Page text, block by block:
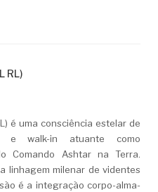
RL)
é uma consciência estelar de
e walk-in atuante como
Comando Ashtar na Terra.
linhagem milenar de videntes
é a integração corpo-alma-